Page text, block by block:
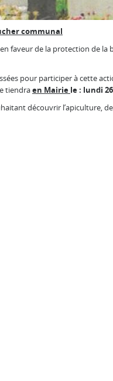
communal
faveur de la protection de
pour participer à cette
tiendra en Mairie le : lundi
découvrir l’apiculture,